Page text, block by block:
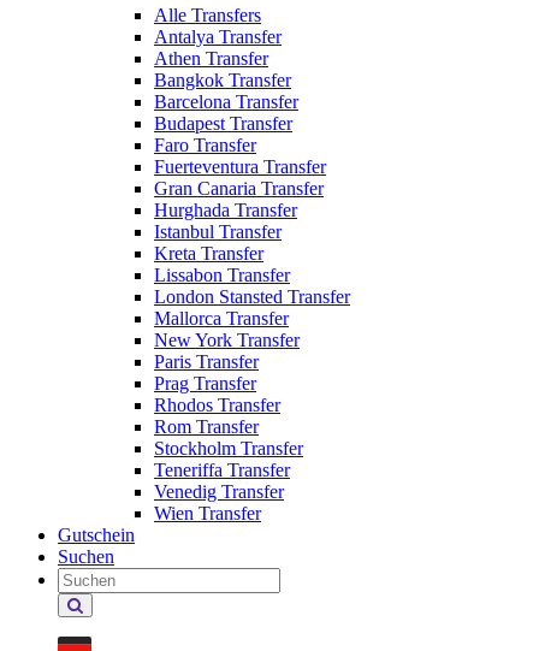
Alle Transfers
Antalya Transfer
Athen Transfer
Bangkok Transfer
Barcelona Transfer
Budapest Transfer
Faro Transfer
Fuerteventura Transfer
Gran Canaria Transfer
Hurghada Transfer
Istanbul Transfer
Kreta Transfer
Lissabon Transfer
London Stansted Transfer
Mallorca Transfer
New York Transfer
Paris Transfer
Prag Transfer
Rhodos Transfer
Rom Transfer
Stockholm Transfer
Teneriffa Transfer
Venedig Transfer
Wien Transfer
Gutschein
Suchen
Holiday
Extras
durchsuchen